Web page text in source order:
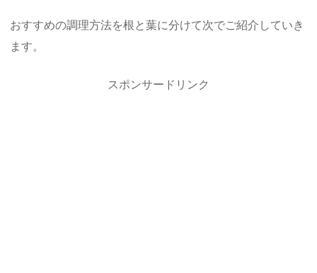
おすすめの調理方法を根と葉に分けて次でご紹介していき
ます。
スポンサードリンク